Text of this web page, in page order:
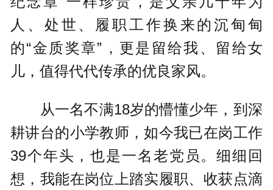
人、处世、履职工作换来的沉甸甸
的“金质奖章”，更是留给我、留给女
儿，值得代代传承的优良家风。
从一名不满18岁的懵懂少年，到深
耕讲台的小学教师，如今我已在岗工作
39个年头，也是一名老党员。细细回
想，我能在岗位上踏实履职、收获点滴